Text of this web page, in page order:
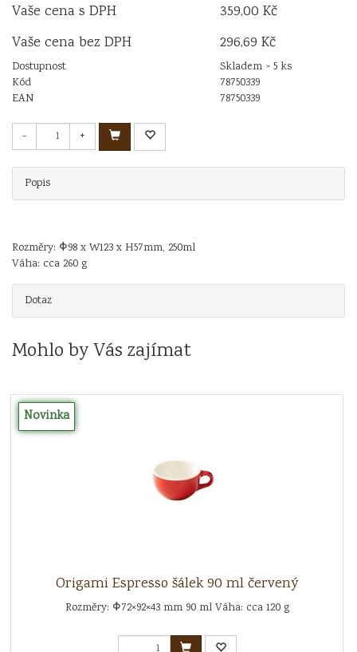
Vaše cena s DPH
359,00 Kč
Vaše cena bez DPH
296,69 Kč
Dostupnost
Skladem > 5 ks
Kód
78750339
EAN
78750339
- +
Popis
Rozměry: Φ98 x W123 x H57mm, 250ml
Váha: cca 260 g
Dotaz
Mohlo by Vás zajímat
Novinka
Origami Espresso šálek 90 ml červený
Rozměry: Φ72×92×43 mm 90 ml Váha: cca 120 g